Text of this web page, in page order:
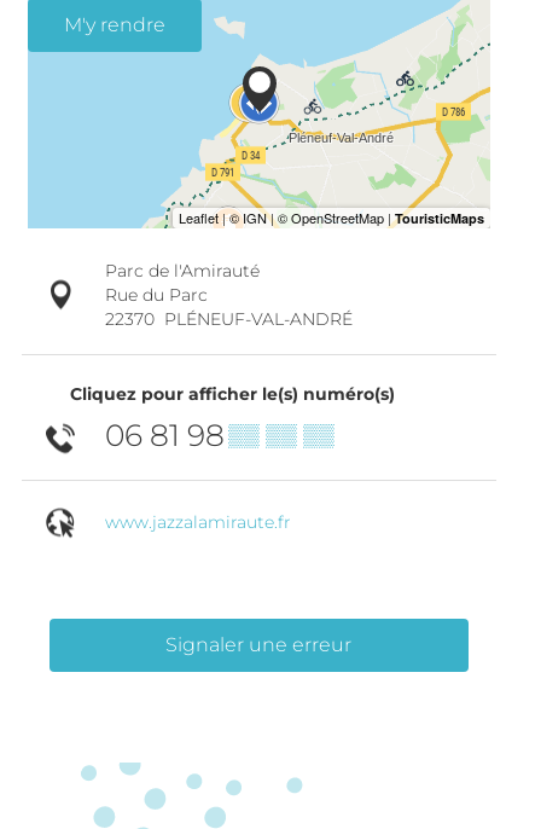
M'y rendre
Parc de l'Amirauté
Rue du Parc
22370 PLÉNEUF-VAL-ANDRÉ
Cliquez pour afficher le(s) numéro(s)
06 81 98▒▒ ▒▒ ▒▒
www.jazzalamiraute.fr
Signaler une erreur